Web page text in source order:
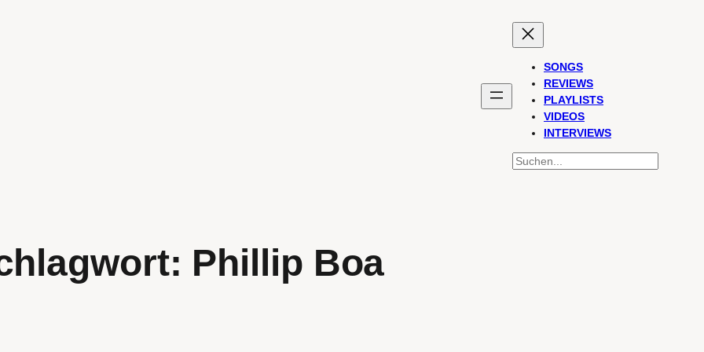
SONGS
REVIEWS
PLAYLISTS
VIDEOS
INTERVIEWS
SUCHEN
Phillip Boa